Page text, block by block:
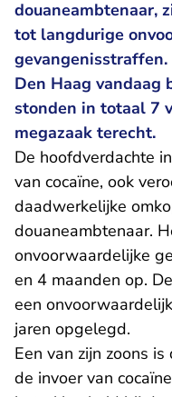
douaneambtenaar,
tot langdurige
Den Haag vandaag
stonden in totaal 7
megazaak terecht.
De hoofdverdachte
van cocaïne, ook
daadwerkelijke
douaneambtenaar.
onvoorwaardelijke
en 4 maanden op. De
een
jaren opgelegd.
Een van zijn zoons
de invoer van